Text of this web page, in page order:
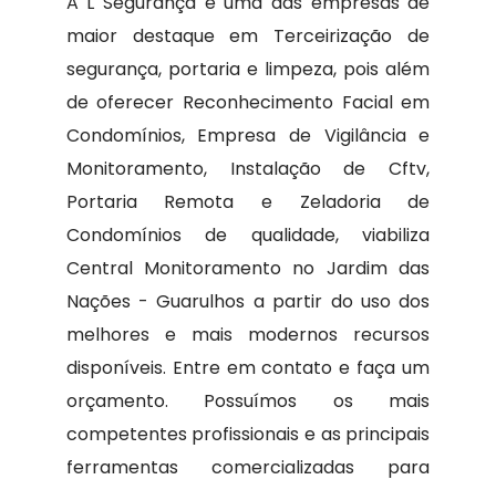
maior destaque em Terceirização de
segurança, portaria e limpeza, pois além
de oferecer Reconhecimento Facial em
Condomínios, Empresa de Vigilância e
Monitoramento, Instalação de Cftv,
Portaria Remota e Zeladoria de
Condomínios de qualidade, viabiliza
Central Monitoramento no Jardim das
Nações - Guarulhos a partir do uso dos
melhores e mais modernos recursos
disponíveis. Entre em contato e faça um
orçamento. Possuímos os mais
competentes profissionais e as principais
ferramentas comercializadas para